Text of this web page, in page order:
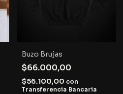
Buzo Brujas
$66.000,00
$56.100,00 con
Transferencia Bancaria